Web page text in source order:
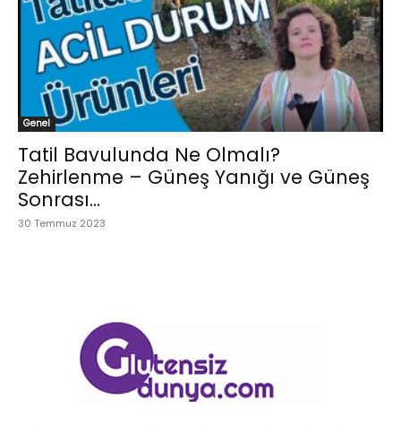
Genel
Tatil Bavulunda Ne Olmalı?
Zehirlenme – Güneş Yanığı ve Güneş
Sonrası...
30 Temmuz 2023